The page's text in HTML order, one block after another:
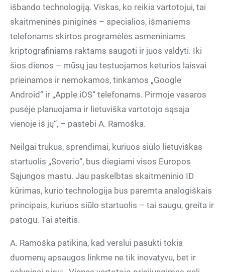
išbando technologiją. Viskas, ko reikia vartotojui, tai
skaitmeninės piniginės – specialios, išmaniems
telefonams skirtos programėlės asmeniniams
kriptografiniams raktams saugoti ir juos valdyti. Iki
šios dienos – mūsų jau testuojamos keturios laisvai
prieinamos ir nemokamos, tinkamos „Google
Android“ ir „Apple iOS“ telefonams. Pirmoje vasaros
pusėje planuojama ir lietuviška vartotojo sąsaja
vienoje iš jų“, – pastebi A. Ramoška.
Neilgai trukus, sprendimai, kuriuos siūlo lietuviškas
startuolis „Soverio“, bus diegiami visos Europos
Sąjungos mastu. Jau paskelbtas skaitmeninio ID
kūrimas, kurio technologija bus paremta analogiškais
principais, kuriuos siūlo startuolis – tai saugu, greita ir
patogu. Tai ateitis.
A. Ramoška patikina, kad verslui pasukti tokia
duomenų apsaugos linkme ne tik inovatyvu, bet ir